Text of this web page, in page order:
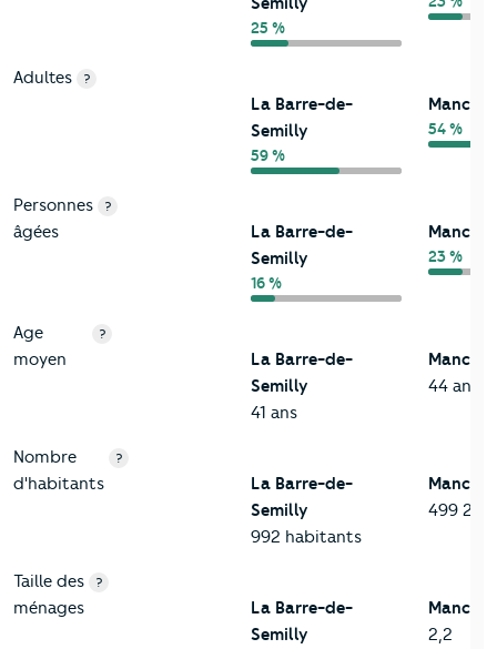
25 %
Adultes ?
La Barre-de-
Semilly
59 %
Manche
54 %
Personnes
âgées
?
La Barre-de-
Semilly
16 %
Manche
23 %
Age
moyen
?
La Barre-de-
Semilly
41 ans
Manche
44 ans
Nombre
d'habitants
?
La Barre-de-
Semilly
992 habitants
Manche
499
Taille des
ménages
?
La Barre-de-
Semilly
Manche
2,2